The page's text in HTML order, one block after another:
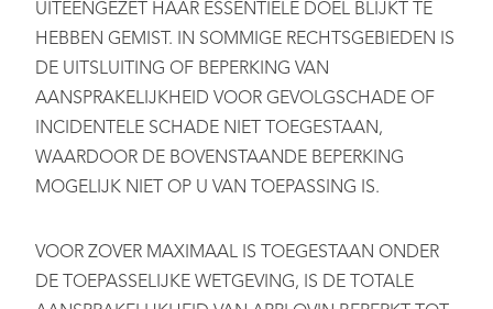
UITEENGEZET HAAR ESSENTIËLE DOEL BLIJKT TE
HEBBEN GEMIST. IN SOMMIGE RECHTSGEBIEDEN IS
DE UITSLUITING OF BEPERKING VAN
AANSPRAKELIJKHEID VOOR GEVOLGSCHADE OF
INCIDENTELE SCHADE NIET TOEGESTAAN,
WAARDOOR DE BOVENSTAANDE BEPERKING
MOGELIJK NIET OP U VAN TOEPASSING IS.
VOOR ZOVER MAXIMAAL IS TOEGESTAAN ONDER
DE TOEPASSELIJKE WETGEVING, IS DE TOTALE